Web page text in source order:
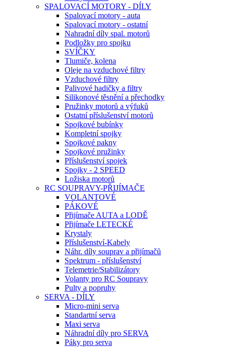
SPALOVACÍ MOTORY - DÍLY
Spalovací motory - auta
Spalovací motory - ostatní
Nahradní díly spal. motorů
Podložky pro spojku
SVÍČKY
Tlumiče, kolena
Oleje na vzduchové filtry
Vzduchové filtry
Palivové hadičky a filtry
Silikonové těsnění a přechodky
Pružinky motorů a výfuků
Ostatní příslušenství motorů
Spojkové bubínky
Kompletní spojky
Spojkové pakny
Spojkové pružinky
Příslušenství spojek
Spojky - 2 SPEED
Ložiska motorů
RC SOUPRAVY-PŘIJÍMAČE
VOLANTOVÉ
PÁKOVÉ
Přijímače AUTA a LODĚ
Přijímače LETECKÉ
Krystaly
Příslušenství-Kabely
Náhr. díly souprav a přijímačů
Spektrum - příslušenství
Telemetrie/Stabilizátory
Volanty pro RC Soupravy
Pulty a popruhy
SERVA - DÍLY
Micro-mini serva
Standartní serva
Maxi serva
Náhradní díly pro SERVA
Páky pro serva